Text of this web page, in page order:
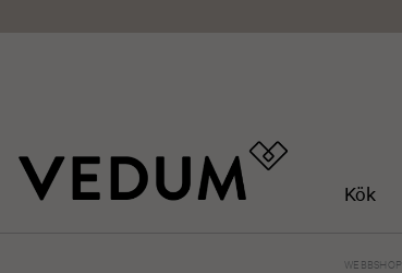
Kök
WEBBSHOP